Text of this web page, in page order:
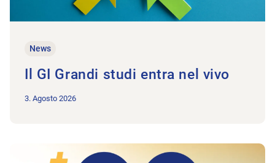
News
Il GI Grandi studi entra nel vivo
3. Agosto 2026
All'articolo Monitoraggio AINF/AM/AI: si conferma un